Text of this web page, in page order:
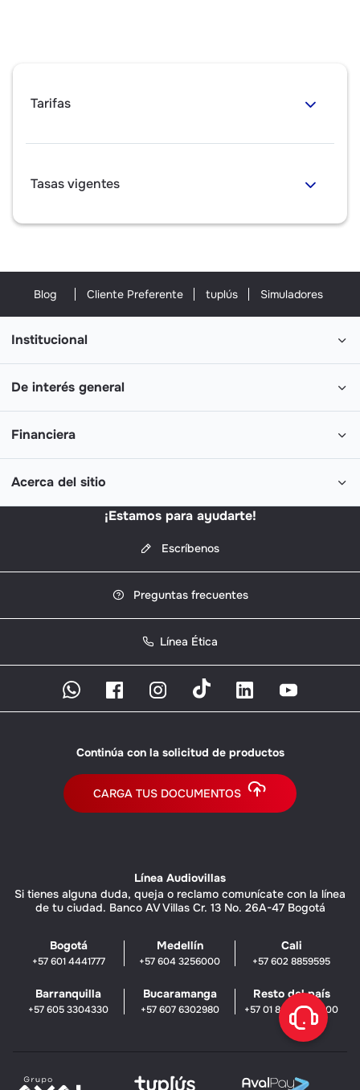
Tarifas
Tasas vigentes
Blog Cliente Preferente tuplús Simuladores
Institucional
De interés general
Financiera
Acerca del sitio
¡Estamos para ayudarte!
Escríbenos
Preguntas frecuentes
Línea Ética
Continúa con la solicitud de productos
CARGA TUS DOCUMENTOS
Línea Audiovillas
Si tienes alguna duda, queja o reclamo comunícate con la línea
de tu ciudad. Banco AV Villas Cr. 13 No. 26A-47 Bogotá
Bogotá
+57 601 4441777
Medellín
+57 604 3256000
Cali
+57 602 8859595
Barranquilla
+57 605 3304330
Bucaramanga
+57 607 6302980
Resto del país
+57 01 8000 51 8000